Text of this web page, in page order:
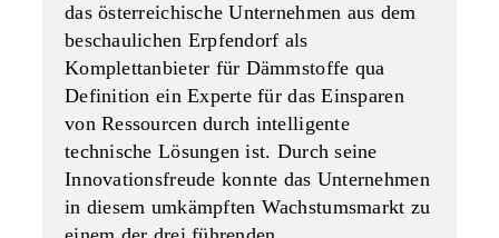
das österreichische Unternehmen aus dem
beschaulichen Erpfendorf als
Komplettanbieter für Dämmstoffe qua
Definition ein Experte für das Einsparen
von Ressourcen durch intelligente
technische Lösungen ist. Durch seine
Innovationsfreude konnte das Unternehmen
in diesem umkämpften Wachstumsmarkt zu